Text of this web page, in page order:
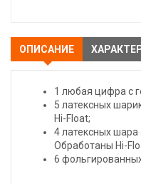
ОПИСАНИЕ
1 любая цифра с
5 латексных
Hi-Float;
4 латексных шара
Обработаны Hi-
6